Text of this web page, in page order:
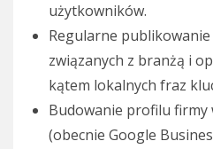
użytkowników.
Regularne
związanych z branżą i
kątem lokalnych fraz
Budowanie profilu firmy
(obecnie Google